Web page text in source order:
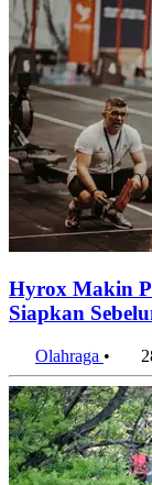
Hyrox Makin
Siapkan
Olahraga •